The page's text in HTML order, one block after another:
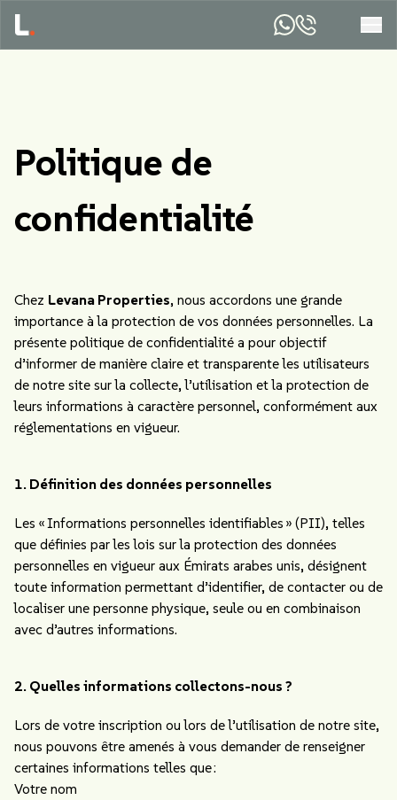
Politique de
confidentialité
Chez Levana Properties, nous accordons une grande
importance à la protection de vos données personnelles. La
présente politique de confidentialité a pour objectif
d’informer de manière claire et transparente les utilisateurs
de notre site sur la collecte, l’utilisation et la protection de
leurs informations à caractère personnel, conformément aux
réglementations en vigueur.
1. Définition des données personnelles
Les « Informations personnelles identifiables » (PII), telles
que définies par les lois sur la protection des données
personnelles en vigueur aux Émirats arabes unis, désignent
toute information permettant d’identifier, de contacter ou de
localiser une personne physique, seule ou en combinaison
avec d’autres informations.
2. Quelles informations collectons-nous ?
Lors de votre inscription ou lors de l’utilisation de notre site,
nous pouvons être amenés à vous demander de renseigner
certaines informations telles que :
Votre nom